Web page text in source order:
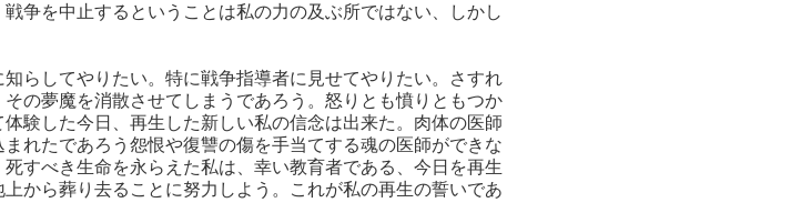
争を中止するということは私の力の及ぶ所ではない、しかし
らしてやりたい。特に戦争指導者に見せてやりたい。さすれ
の夢魔を消散させてしまうであろう。怒りとも憤りともつか
験した今日、再生した新しい私の信念は出来た。肉体の医師
れたであろう怨恨や復讐の傷を手当てする魂の医師ができな
すべき生命を永らえた私は、幸い教育者である、今日を再生
から葬り去ることに努力しよう。これが私の再生の誓いであ